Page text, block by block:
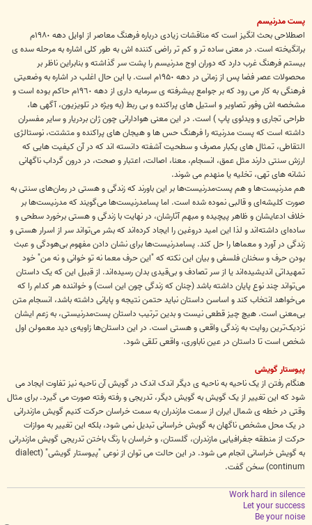
پست مدرنیسم
اصطلاحی بحث انگیز است که مناقشات زیادی درباره فرهنگ معاصر از اوایل دهه ١٩٨٠م
برانگیخته است. در معنی ساده تر و کم تر راضی کننده اش به طور کلی اشاره به مرحله سده ی
بیستم فرهنگ غرب دارد که دوران اوج مدرنیسم را پشت سر گذاشته و بنابراین ناظر بر
محصولات عصر فضا پس از زمانی در دهه ١٩۵٠م است. با این حال اغلب در اشاره به وضعیتی
فرهنگی به کار می رود که بر جوامع پیشرفته ی سرمایه داری از دهه ١٩٦٠م حاکم بوده است و
مشخصه اش وفور تصاویر و استیل های پراکنده و بی ربط (به ویژه در تلویزیون، آگهی ها،
طراحی تجاری و ویدئوی پاپ ) است. در این معنی هوادارانی چون ژان بردریار و سایر مفسران
داشته است که پست مدرنیته را فرهنگ حس ها و هیجان های پراکنده و متشتت، نوستالژی
التقاطی، تمثال های یکبار مصرف و سطحیت آشفته دانسته اند که در آن کیفیت هایی که
ارزش سنتی دارند مثل عمق، انسجام، معنا، اصالت، اعتبار و صحت، در درون گرداب ناگهانی
نشانه های تهی، تخلیه یا منهدم می شوند.
هم مدرنیست‌ها و هم پست‌مدرنیست‌ها بر این باورند که زندگی و هستی در رمان‌های سنتی به
صورت کلیشه‌ای و قالبی نموده شده است. اما پسامدرنیست‌ها می‌گویند که مدرنیست‌ها بر
خلاف ادعایشان و ظاهر پیچیده‌ و مبهم آثارشان، در نهایت با زندگی و هستی برخورد سطحی و
ساده‌ای داشته‌اند و لذا این امید دروغین را ایجاد کرده‌اند که بشر می‌تواند سر از اسرار هستی و
زندگی در آورد و معماها را حل کند. پسامدرنیست‌ها برای نشان دادن مفهوم بی‌هودگی و عبث
بودن حرف و سخنان فلسفی و بیان این نکته که "این حرف معما نه تو خوانی و نه من" خود
تمهیداتی اندیشیده‌اند یا از سر تصادف و بی‌قیدی بدان رسیده‌اند. از قبیل این که یک داستان
می‌تواند چند نوع پایان داشته باشد (چنان که زندگی چون این است) و خواننده هر کدام را که
می‌خواهد انتخاب کند و اساسن داستان نباید حتمن نتیجه و پایانی داشته باشد، انسجام متن
بی‌معنی است. هیچ چیز قطعی نیست و بدین ترتیب داستان پست‌مدرنیستی، به زعم ایشان
نزدیک‌ترین روایت به زندگی واقعی و هستی است. در این داستان‌ها زاویه‌ی دید معمولن اول
شخص است تا داستان در عین ناباوری، واقعی تلقی شود.
پیوستار گویشی
هنگام رفتن از یک ناحیه به ناحیه ی دیگر اندک اندک در گویش آن ناحیه نیز تفاوت ایجاد می
شود که این تغییر از یک گویش به گویش دیگر، تدریجی و رفته رفته صورت می گیرد. برای مثال
وقتی در خطه ی شمال ایران از سمت مازندران به سمت خراسان حرکت کنیم گویش مازندرانی
در یک محل مشخص ناگهان به گویش خراسانی تبدیل نمی شود، بلکه این تغییر به موازات
حرکت از منطقه جغرافیایی مازندران، گلستان، و خراسان با رنگ باختن تدریجی گویش مازندرانی
به گویش خراسانی انجام می شود. در این حالت می توان از نوعی "پیوستار گویشی" (dialect
continum) سخن گفت.
Work hard in silence
Let your success
Be your noise